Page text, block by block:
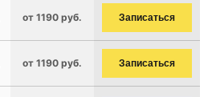
от 1190 руб. Записаться
от 1190 руб. Записаться